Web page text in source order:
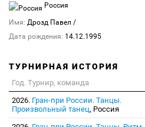
Россия
Имя: Дрозд Павел /
Дата рождения: 14.12.1995
ТУРНИРНАЯ ИСТОРИЯ
Год. Турнир, команда
2026. Гран-при России. Танцы.
Произвольный танец, Россия